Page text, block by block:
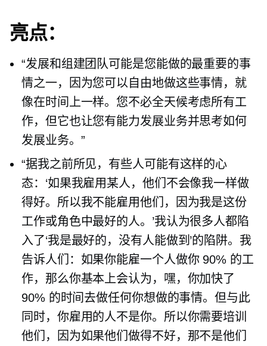
亮点：
“发展和组建团队可能是您能做的最重要的事
情之一，因为您可以自由地做这些事情，就
像在时间上一样。您不必全天候考虑所有工
作，但它也让您有能力发展业务并思考如何
发展业务。”
“据我之前所见，有些人可能有这样的心
态：‘如果我雇用某人，他们不会像我一样做
得好。所以我不能雇用他们，因为我是这份
工作或角色中最好的人。’我认为很多人都陷
入了‘我是最好的，没有人能做到’的陷阱。我
告诉人们：如果你能雇一个人做你 90% 的工
作，那么你基本上会认为，嘿，你加快了
90% 的时间去做任何你想做的事情。但与此
同时，你雇用的人不是你。所以你需要培训
他们，因为如果他们做得不好，那不是他们